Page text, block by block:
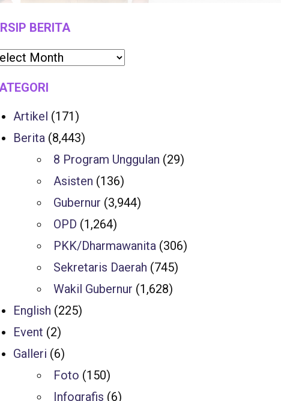
BERITA
Artikel (171)
Berita (8,443)
8 Program Unggulan (29)
Asisten (136)
Gubernur (3,944)
OPD (1,264)
PKK/Dharmawanita (306)
Sekretaris Daerah (745)
Wakil Gubernur (1,628)
English (225)
Event (2)
Galleri (6)
Foto (150)
Infografis (6)